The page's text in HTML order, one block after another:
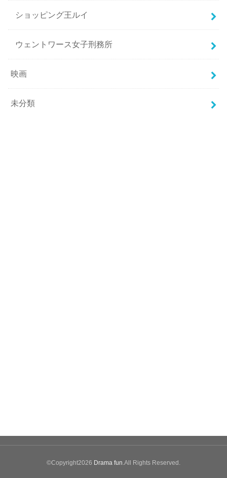
ショッピング王ルイ
ウェントワース女子刑務所
映画
未分類
©Copyright2026 Drama fun.All Rights Reserved.